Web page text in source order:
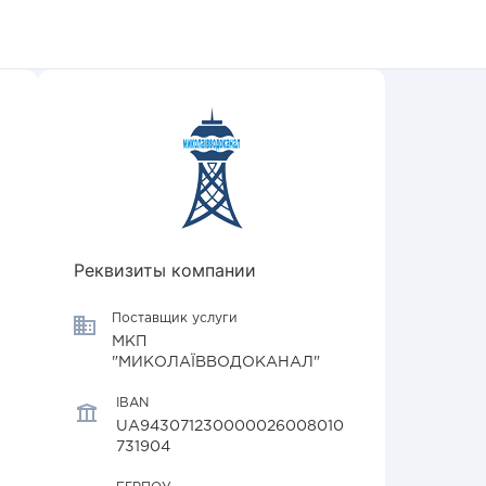
Реквизиты компании
Поставщик услуги
МКП
"МИКОЛАЇВВОДОКАНАЛ"
IBAN
UA943071230000026008010
731904